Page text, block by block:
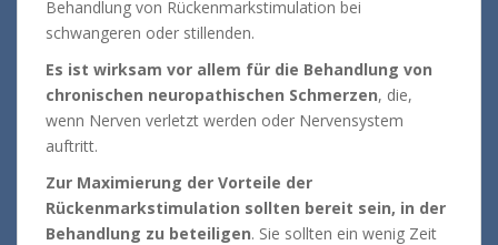
Behandlung von Rückenmarkstimulation bei
schwangeren oder stillenden.
Es ist wirksam vor allem für die Behandlung von
chronischen neuropathischen Schmerzen, die,
wenn Nerven verletzt werden oder Nervensystem
auftritt.
Zur Maximierung der Vorteile der
Rückenmarkstimulation sollten bereit sein, in der
Behandlung zu beteiligen. Sie sollten ein wenig Zeit